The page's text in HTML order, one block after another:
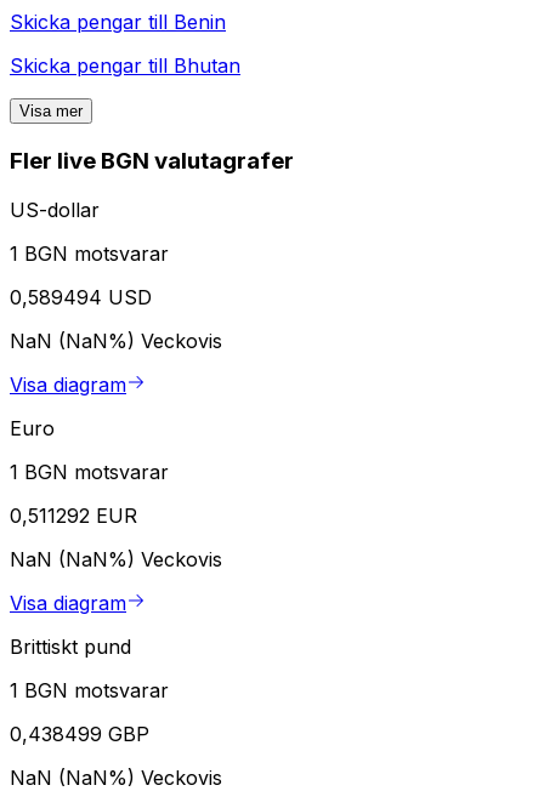
Skicka pengar till Benin
Skicka pengar till Bhutan
Visa mer
Fler live BGN valutagrafer
US-dollar
1 BGN motsvarar
0,589494 USD
NaN (NaN%) Veckovis
Visa diagram
Euro
1 BGN motsvarar
0,511292 EUR
NaN (NaN%) Veckovis
Visa diagram
Brittiskt pund
1 BGN motsvarar
0,438499 GBP
NaN (NaN%) Veckovis